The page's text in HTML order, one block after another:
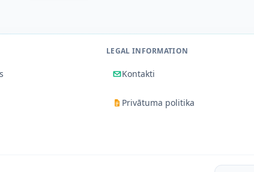
LEGAL INFORMATION
Kontakti
Privātuma politika